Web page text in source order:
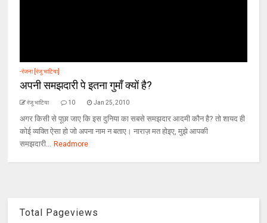
-रंजना [रंजू भाटिया]
अपनी समझदारी पे इतना गुमाँ क्यों है?
रंजू भाटिया 10 Jan 25, 2010
अगर किसी से पूछा जाए कि इस दुनिया का सबसे समझदार आदमी कौन है? तो शायद ही
कोई व्यक्ति ऐसा हो जो अपना नाम न बताए। नाराज़ मत होइए, मुझे आपकी
समझदारी... Readmore
Total Pageviews